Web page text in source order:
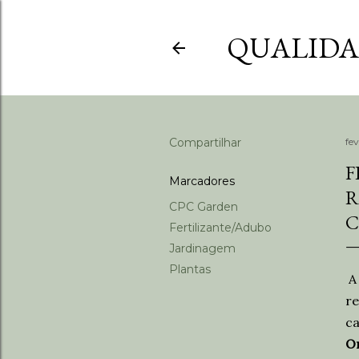
Compartilhar
Marcadores
CPC Garden
Fertilizante/Adubo
Jardinagem
Plantas
A